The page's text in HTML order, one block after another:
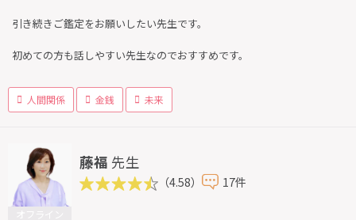
引き続きご鑑定をお願いしたい先生です。
初めての方も話しやすい先生なのでおすすめです。
人間関係 金銭 未来
藤福 先生
（4.58） 17件